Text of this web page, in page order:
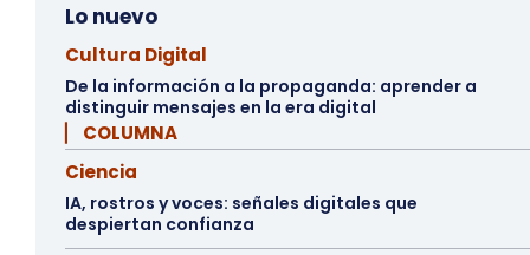
Lo nuevo
Cultura Digital
De la información a la propaganda: aprender a
distinguir mensajes en la era digital
▏ COLUMNA
Ciencia
IA, rostros y voces: señales digitales que
despiertan confianza